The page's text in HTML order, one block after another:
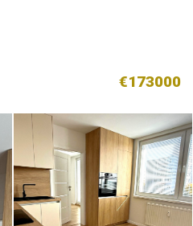
€173000
IMG_7358__1.JPG